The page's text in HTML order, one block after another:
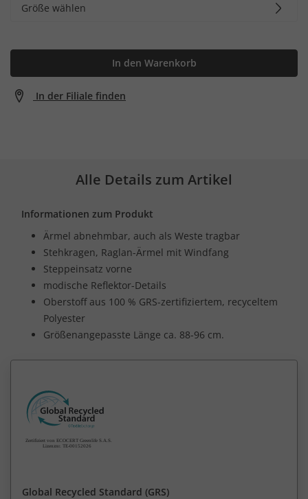
Größe wählen
In den Warenkorb
In der Filiale finden
Alle Details zum Artikel
Informationen zum Produkt
Ärmel abnehmbar, auch als Weste tragbar
Stehkragen, Raglan-Ärmel mit Windfang
Steppeinsatz vorne
modische Reflektor-Details
Oberstoff aus 100 % GRS-zertifiziertem, recyceltem
Polyester
Größenangepasste Länge ca. 88-96 cm.
Global Recycled Standard (GRS)